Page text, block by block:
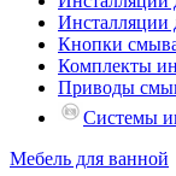
Инсталляции
Кнопки
Комплекты
Приводы
Системы
Мебель для ванной